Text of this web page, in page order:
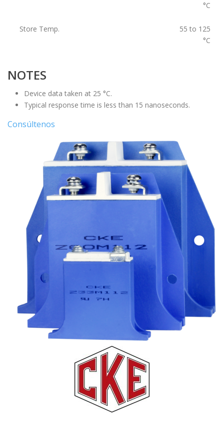
°C
Store Temp.
55 to 125
°C
NOTES
Device data taken at 25 °C.
Typical response time is less than 15 nanoseconds.
Consúltenos